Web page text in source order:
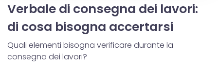
Verbale di consegna dei lavori:
di cosa bisogna accertarsi
Quali elementi bisogna verificare durante la
consegna dei lavori?